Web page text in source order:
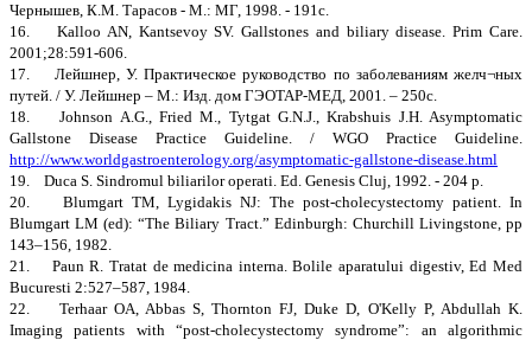
Чернышев, К.М. Тарасов - М.: МГ, 1998. - 191с.
16. Kalloo AN, Kantsevoy SV. Gallstones and biliary disease. Prim Care.
2001;28:591-606.
17. Лейшнер, У. Практическое руководство по заболеваниям желч¬ных
путей. / У. Лейшнер – М.: Изд. дом ГЭОТАР-МЕД, 2001. – 250с.
18. Johnson A.G., Fried M., Tytgat G.N.J., Krabshuis J.H. Asymptomatic
Gallstone Disease Practice Guideline. / WGO Practice Guideline.
http://www.worldgastroenterology.org/asymptomatic-gallstone-disease.html
19. Duca S. Sindromul biliarilor operati. Ed. Genesis Cluj, 1992. - 204 p.
20. Blumgart TM, Lygidakis NJ: The post-cholecystectomy patient. In
Blumgart LM (ed): “The Biliary Tract.” Edinburgh: Churchill Livingstone, pp
143–156, 1982.
21. Paun R. Tratat de medicina interna. Bolile aparatului digestiv, Ed Med
Bucuresti 2:527–587, 1984.
22. Terhaar OA, Abbas S, Thornton FJ, Duke D, O'Kelly P, Abdullah K.
Imaging patients with “post-cholecystectomy syndrome”: an algorithmic